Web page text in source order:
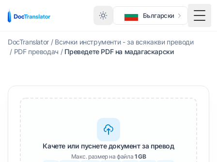
Български
DocTranslator / Всички инструменти - за всякакви преводи
/ PDF преводач / Преведете PDF на мадагаскарски
Качете или пуснете документ за превод
Макс. размер на файла 1 GB